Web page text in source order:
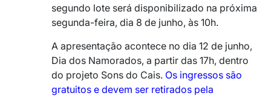
segundo lote será disponibilizado na próxima
segunda-feira, dia 8 de junho, às 10h.
A apresentação acontece no dia 12 de junho,
Dia dos Namorados, a partir das 17h, dentro
do projeto Sons do Cais. Os ingressos são
gratuitos e devem ser retirados pela